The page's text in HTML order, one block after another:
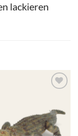
lackieren
Add to
wishlist